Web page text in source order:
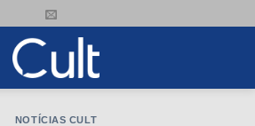
NOTÍCIAS CULT